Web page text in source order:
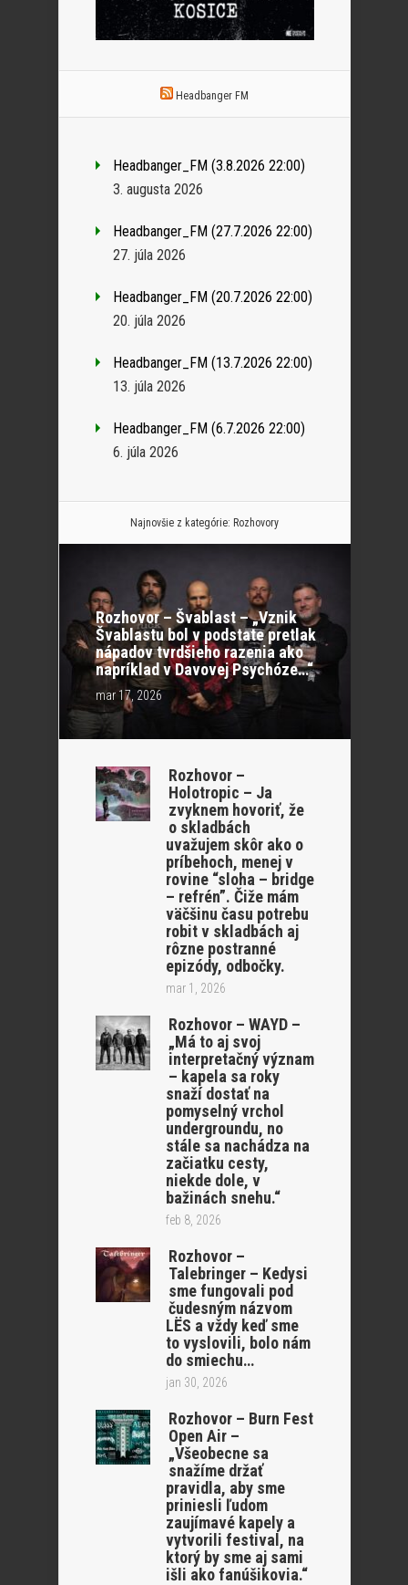
Headbanger FM
Headbanger_FM (3.8.2026 22:00)
3. augusta 2026
Headbanger_FM (27.7.2026 22:00)
27. júla 2026
Headbanger_FM (20.7.2026 22:00)
20. júla 2026
Headbanger_FM (13.7.2026 22:00)
13. júla 2026
Headbanger_FM (6.7.2026 22:00)
6. júla 2026
Najnovšie z kategórie: Rozhovory
Rozhovor – Švablast – „Vznik
Švablastu bol v podstate pretlak
nápadov tvrdšieho razenia ako
napríklad v Davovej Psychóze…“
mar 17, 2026
Rozhovor –
Holotropic – Ja
zvyknem hovoriť, že
o skladbách
uvažujem skôr ako o
príbehoch, menej v
rovine “sloha – bridge
– refrén”. Čiže mám
väčšinu času potrebu
robit v skladbách aj
rôzne postranné
epizódy, odbočky.
mar 1, 2026
Rozhovor – WAYD –
„Má to aj svoj
interpretačný význam
– kapela sa roky
snaží dostať na
pomyselný vrchol
undergroundu, no
stále sa nachádza na
začiatku cesty,
niekde dole, v
bažinách snehu.“
feb 8, 2026
Rozhovor –
Talebringer – Kedysi
sme fungovali pod
čudesným názvom
LËS a vždy keď sme
to vyslovili, bolo nám
do smiechu…
jan 30, 2026
Rozhovor – Burn Fest
Open Air –
„Všeobecne sa
snažíme držať
pravidla, aby sme
priniesli ľudom
zaujímavé kapely a
vytvorili festival, na
ktorý by sme aj sami
išli ako fanúšikovia.“